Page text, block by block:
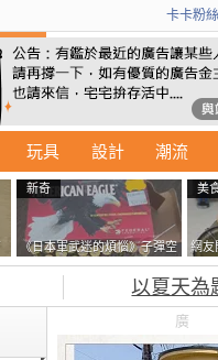
卡卡粉
玩具 設計 潮流
新奇
《日本軍武迷的煩惱》子彈空
盒在日本超級貴 美國網友直
美
網友
糧
面的
以夏天為